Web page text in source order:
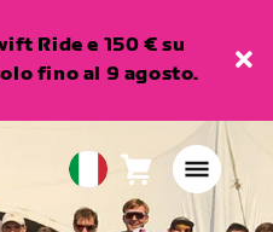
Ride e 150 € su
fino al 9 agosto.
European
Union
Carrello0
articoli